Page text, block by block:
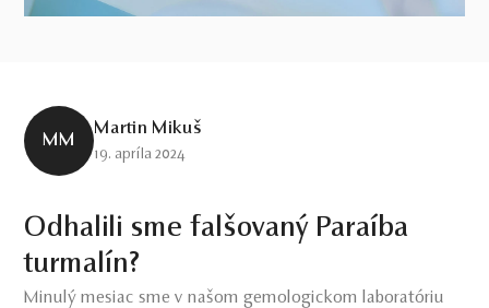
MM
Martin Mikuš
19. apríla 2024
Odhalili sme falšovaný Paraíba
turmalín?
Minulý mesiac sme v našom gemologickom laboratóriu